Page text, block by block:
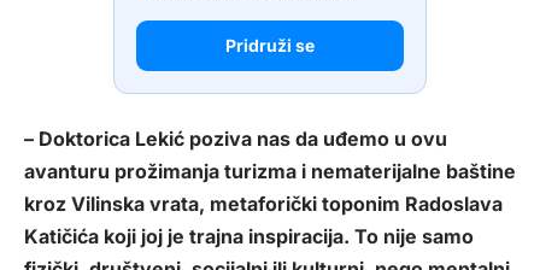
Pridruži se
– Doktorica Lekić poziva nas da uđemo u ovu
avanturu prožimanja turizma i nematerijalne baštine
kroz Vilinska vrata, metaforički toponim Radoslava
Katičića koji joj je trajna inspiracija. To nije samo